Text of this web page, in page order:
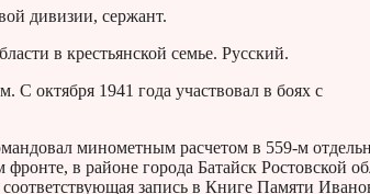
дивизии, сержант.
в крестьянской семье. Русский.
октября 1941 года участвовал в боях с
минометным расчетом в 559-м
в районе города Батайск Ростовской
запись в Книге Памяти